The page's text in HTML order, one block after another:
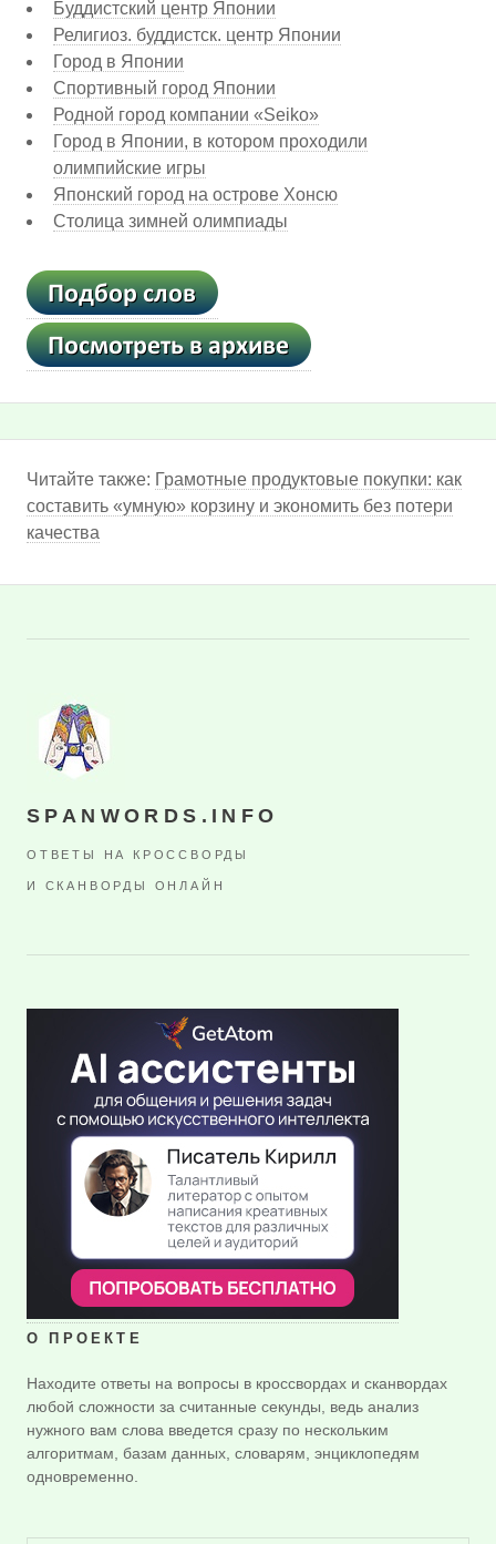
Буддистский центр Японии
Религиоз. буддистск. центр Японии
Город в Японии
Спортивный город Японии
Родной город компании «Seiko»
Город в Японии, в котором проходили
олимпийские игры
Японский город на острове Хонсю
Столица зимней олимпиады
Читайте также: Грамотные продуктовые покупки: как
составить «умную» корзину и экономить без потери
качества
SPANWORDS.INFO
ОТВЕТЫ НА КРОССВОРДЫ
И СКАНВОРДЫ ОНЛАЙН
О ПРОЕКТЕ
Находите ответы на вопросы в кроссвордах и сканвордах
любой сложности за считанные секунды, ведь анализ
нужного вам слова введется сразу по нескольким
алгоритмам, базам данных, словарям, энциклопедям
одновременно.